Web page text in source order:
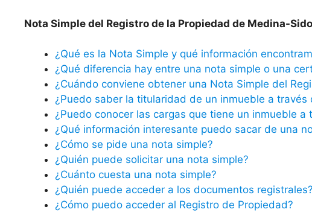
Nota Simple del Registro de la Propiedad de Medina-
¿Qué es la Nota Simple y qué información
¿Qué diferencia hay entre una nota simple o una
¿Cuándo conviene obtener una Nota Simple del
¿Puedo saber la titularidad de un inmueble a través
¿Puedo conocer las cargas que tiene un inmueble a
¿Qué información interesante puedo sacar de una
¿Cómo se pide una nota simple?
¿Quién puede solicitar una nota simple?
¿Cuánto cuesta una nota simple?
¿Quién puede acceder a los documentos registrales?
¿Cómo puedo acceder al Registro de Propiedad?